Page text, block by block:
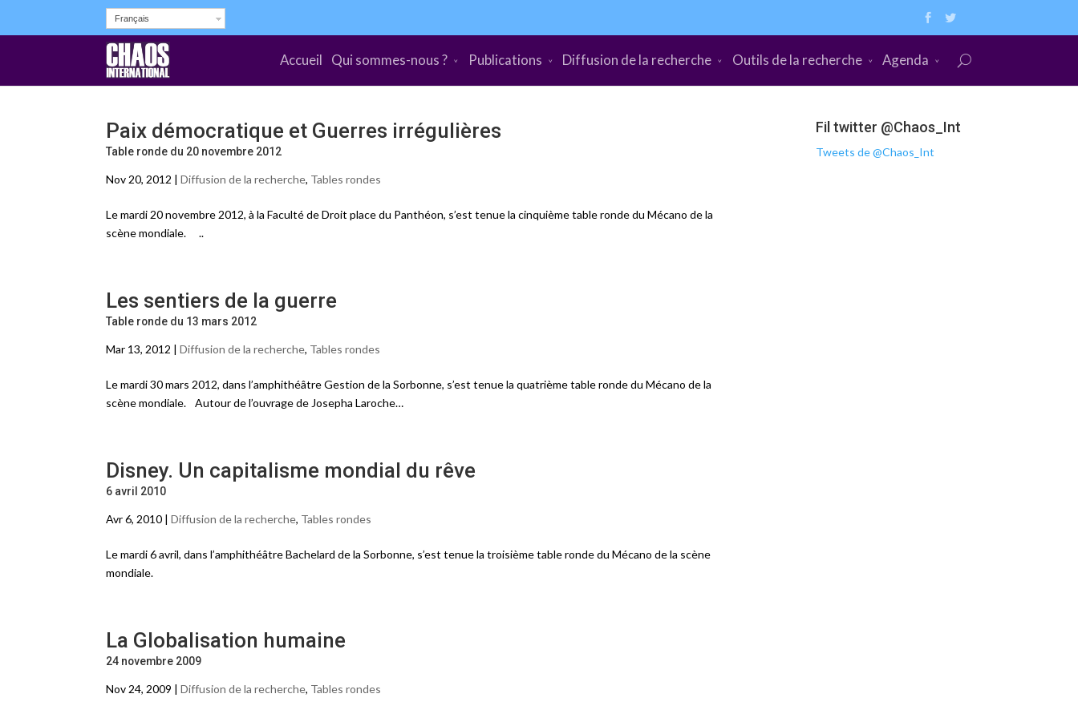
Français
Accueil Qui sommes-nous ? Publications Diffusion de la recherche Outils de la recherche Agenda
Paix démocratique et Guerres irrégulières
Table ronde du 20 novembre 2012
Nov 20, 2012 | Diffusion de la recherche, Tables rondes
Le mardi 20 novembre 2012, à la Faculté de Droit place du Panthéon, s’est tenue la cinquième table ronde du Mécano de la
scène mondiale. ..
Les sentiers de la guerre
Table ronde du 13 mars 2012
Mar 13, 2012 | Diffusion de la recherche, Tables rondes
Le mardi 30 mars 2012, dans l’amphithéâtre Gestion de la Sorbonne, s’est tenue la quatrième table ronde du Mécano de la
scène mondiale. Autour de l’ouvrage de Josepha Laroche…
Disney. Un capitalisme mondial du rêve
6 avril 2010
Avr 6, 2010 | Diffusion de la recherche, Tables rondes
Le mardi 6 avril, dans l’amphithéâtre Bachelard de la Sorbonne, s’est tenue la troisième table ronde du Mécano de la scène
mondiale.
La Globalisation humaine
24 novembre 2009
Nov 24, 2009 | Diffusion de la recherche, Tables rondes
Fil twitter @Chaos_Int
Tweets de @Chaos_Int